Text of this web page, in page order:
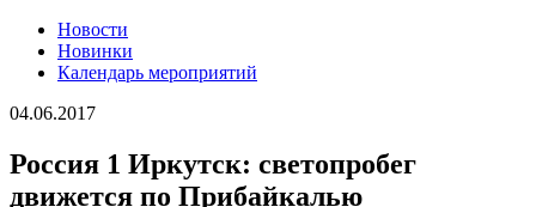
Новости
Новинки
Календарь мероприятий
04.06.2017
Россия 1 Иркутск: светопробег
движется по Прибайкалью